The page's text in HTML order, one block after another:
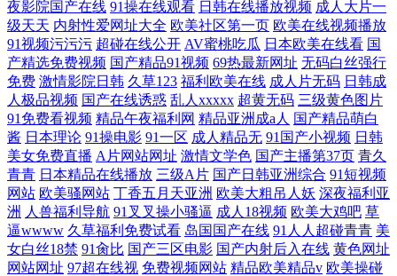
夜影院国产在线 91操在线观看 日韩在线播放视频 成人大片一
级天天 内射性爱网址大全 欧美社区第一页 欧美在线视频播放
91视频污污污 超碰在线公开 AV蜜桃吃瓜 日本欧美在线看 国
产精选免费视频 国产精品91视频 69热最新网址 无码白丝强行
免费 激情影院日韩 久草123 福利欧美在线 成人片无码 日韩成
人极品视频 国产在线诱惑 乱人xxxxx 超黄无码 三级黄色图片
91免费看视频 精品午夜福利网 精品亚洲成a人 国产精品萌白
酱 日本理论 91操电影 91一区 成人精品无 91国产小视频 日韩
美女免费直播 A片网站网址 激情文学色 国产主播第37页 青久
青青 日本精品在线播放 三级A片 国产日韩亚洲综合 91短视频
网站 欧美骚网站 丁香五月天亚洲 欧美大粗吊人妖 深夜福利亚
洲 人兽福利导航 91叉叉操小骚逼 成人18视频 欧美大鸡吧 草
逼wwww 久草福利免费试看 岛国国产在线 91人人超碰青青 美
女白丝18禁 91肏比 国产三区电影 国产内射后入在线 黄色网址
网站网址 97超在线视 免费视频网站 精品欧美精品v 欧美操碰